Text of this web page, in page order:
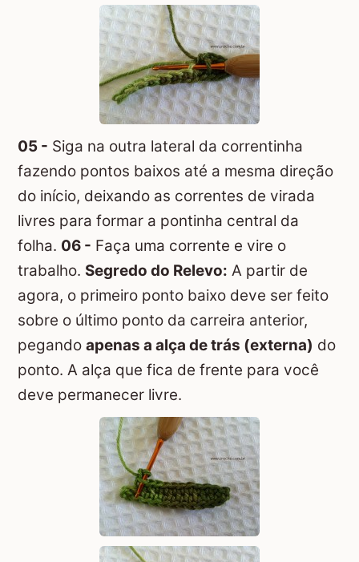
05 - Siga na outra lateral da correntinha
fazendo pontos baixos até a mesma direção
do início, deixando as correntes de virada
livres para formar a pontinha central da
folha. 06 - Faça uma corrente e vire o
trabalho. Segredo do Relevo: A partir de
agora, o primeiro ponto baixo deve ser feito
sobre o último ponto da carreira anterior,
pegando apenas a alça de trás (externa) do
ponto. A alça que fica de frente para você
deve permanecer livre.